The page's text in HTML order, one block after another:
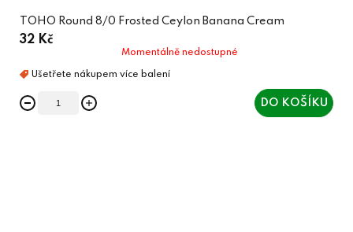
TOHO Round 8/0 Frosted Ceylon Banana Cream
32 Kč
Momentálně nedostupné
DO KOŠÍKU